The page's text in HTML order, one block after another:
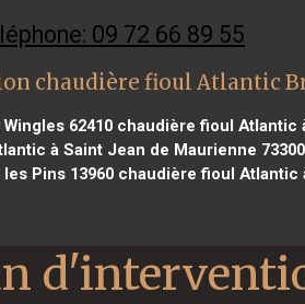
09 72 66 89 55
chaudière fioul Atlantic
62410 chaudière fioul Atlantic
à Saint Jean de Maurienne 73300
Pins 13960chaudière fioul Atlantic